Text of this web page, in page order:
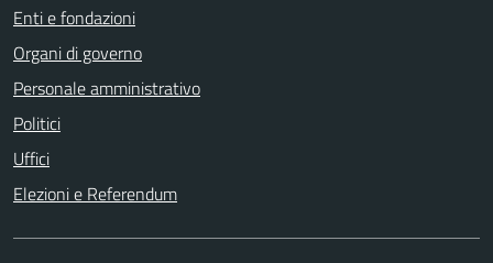
Enti e fondazioni
Organi di governo
Personale amministrativo
Politici
Uffici
Elezioni e Referendum